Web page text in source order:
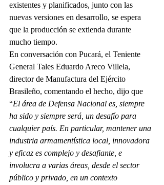
existentes y planificados, junto con las
nuevas versiones en desarrollo, se espera
que la producción se extienda durante
mucho tiempo.
En conversación con Pucará, el Teniente
General Tales Eduardo Areco Villela,
director de Manufactura del Ejército
Brasileño, comentando el hecho, dijo que
“El área de Defensa Nacional es, siempre
ha sido y siempre será, un desafío para
cualquier país. En particular, mantener una
industria armamentística local, innovadora
y eficaz es complejo y desafiante, e
involucra a varias áreas, desde el sector
público y privado, en un contexto